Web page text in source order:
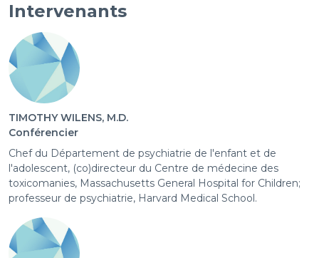
Intervenants
TIMOTHY WILENS, M.D.
Conférencier
Chef du Département de psychiatrie de l'enfant et de
l'adolescent, (co)directeur du Centre de médecine des
toxicomanies, Massachusetts General Hospital for Children;
professeur de psychiatrie, Harvard Medical School.